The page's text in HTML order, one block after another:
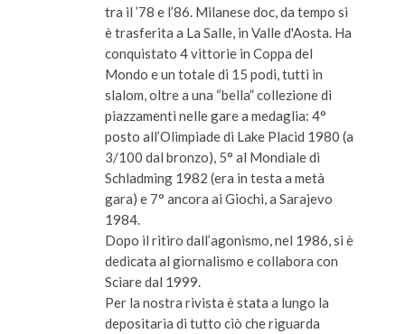
tra il ’78 e l’86. Milanese doc, da tempo si
è trasferita a La Salle, in Valle d'Aosta. Ha
conquistato 4 vittorie in Coppa del
Mondo e un totale di 15 podi, tutti in
slalom, oltre a una “bella” collezione di
piazzamenti nelle gare a medaglia: 4°
posto all’Olimpiade di Lake Placid 1980 (a
3/100 dal bronzo), 5° al Mondiale di
Schladming 1982 (era in testa a metà
gara) e 7° ancora ai Giochi, a Sarajevo
1984.
Dopo il ritiro dall’agonismo, nel 1986, si è
dedicata al giornalismo e collabora con
Sciare dal 1999.
Per la nostra rivista è stata a lungo la
depositaria di tutto ciò che riguarda